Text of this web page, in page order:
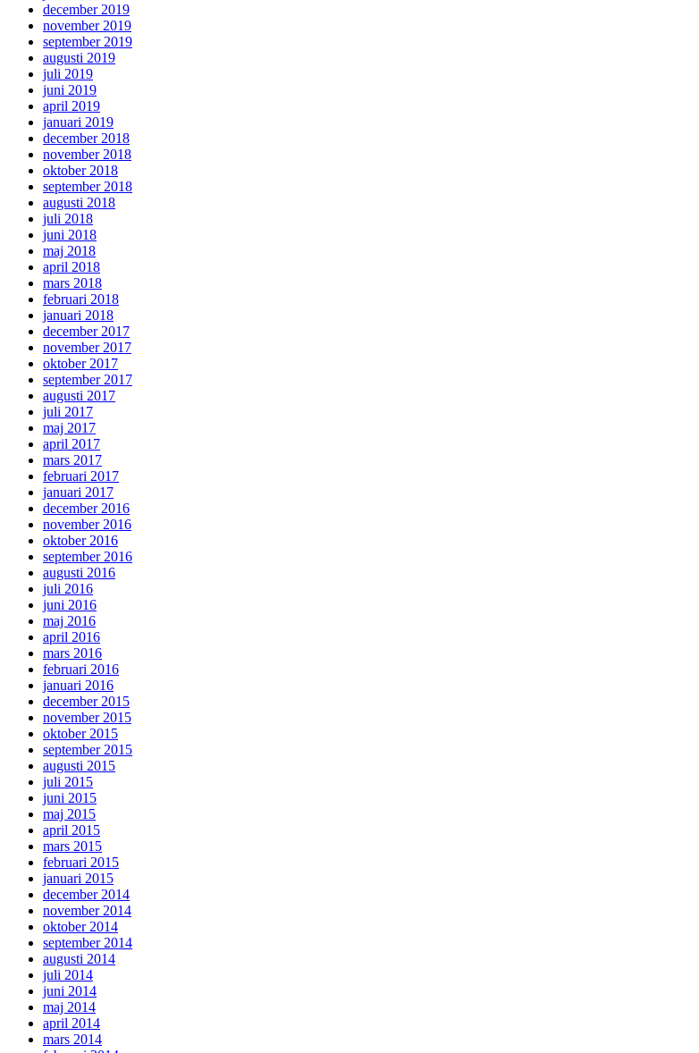
december 2019
november 2019
september 2019
augusti 2019
juli 2019
juni 2019
april 2019
januari 2019
december 2018
november 2018
oktober 2018
september 2018
augusti 2018
juli 2018
juni 2018
maj 2018
april 2018
mars 2018
februari 2018
januari 2018
december 2017
november 2017
oktober 2017
september 2017
augusti 2017
juli 2017
maj 2017
april 2017
mars 2017
februari 2017
januari 2017
december 2016
november 2016
oktober 2016
september 2016
augusti 2016
juli 2016
juni 2016
maj 2016
april 2016
mars 2016
februari 2016
januari 2016
december 2015
november 2015
oktober 2015
september 2015
augusti 2015
juli 2015
juni 2015
maj 2015
april 2015
mars 2015
februari 2015
januari 2015
december 2014
november 2014
oktober 2014
september 2014
augusti 2014
juli 2014
juni 2014
maj 2014
april 2014
mars 2014